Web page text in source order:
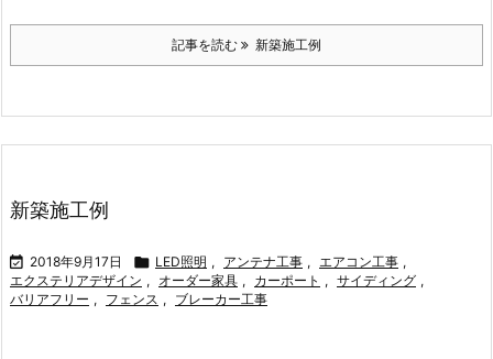
記事を読む 新築施工例
新築施工例
 2018年9月17日  LED照明 , アンテナ工事 , エアコン工事 ,
エクステリアデザイン , オーダー家具 , カーポート , サイディング ,
バリアフリー , フェンス , ブレーカー工事